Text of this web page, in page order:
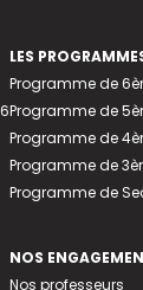
LES
Programme de
Programme de
Programme de
Programme de
Programme de
NOS
Nos professeurs